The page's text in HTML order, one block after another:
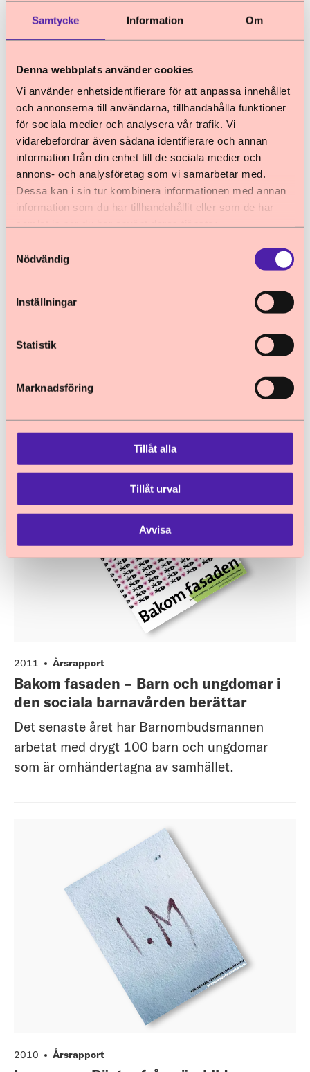
Samtycke Information Om
Denna webbplats använder cookies
Vi använder enhetsidentifierare för att anpassa innehållet
och annonserna till användarna, tillhandahålla funktioner
för sociala medier och analysera vår trafik. Vi
vidarebefordrar även sådana identifierare och annan
information från din enhet till de sociala medier och
annons- och analysföretag som vi samarbetar med.
Dessa kan i sin tur kombinera informationen med annan
information som du har tillhandahållit eller som de har
Nödvändig
Inställningar
Statistik
Marknadsföring
Tillåt alla
Tillåt urval
Avvisa
och häkte
2012 Årsrapport
Våld i nära relationer. Barn och ungdomar
2011 Årsrapport
Bakom fasaden - Barn och ungdomar i
den sociala barnavården berättar
Det senaste året har Barnombudsmannen
arbetat med drygt 100 barn och ungdomar
som är omhändertagna av samhället.
2010 Årsrapport